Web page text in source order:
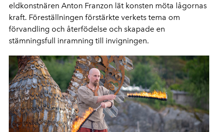
eldkonstnären Anton Franzon lät konsten möta lågornas
kraft. Föreställningen förstärkte verkets tema om
förvandling och återfödelse och skapade en
stämningsfull inramning till invigningen.